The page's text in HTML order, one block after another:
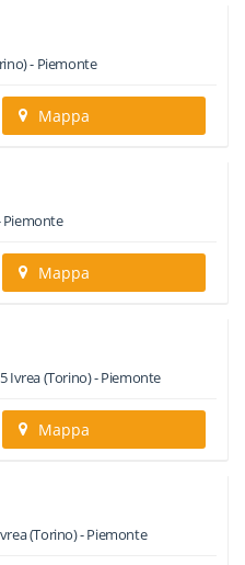
- Piemonte
Mappa
Piemonte
Mappa
Ivrea(Torino) -Piemonte
Mappa
(Torino) -Piemonte